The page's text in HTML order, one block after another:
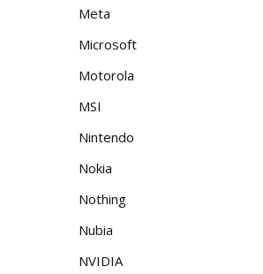
Meta
Microsoft
Motorola
MSI
Nintendo
Nokia
Nothing
Nubia
NVIDIA